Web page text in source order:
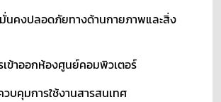
นคงปลอดภัยทางด้านกายภาพและสิ่ง
ข้าออกห้องศูนย์คอมพิวเตอร์
วบคุมการใช้งานสารสนเทศ